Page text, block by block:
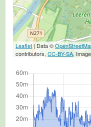
Leaflet| Data ©
contributors,CC-BY-SA,